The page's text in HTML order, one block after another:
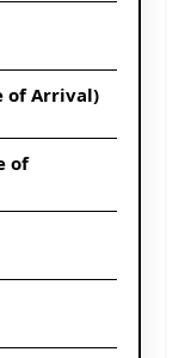
of Arrival)
of